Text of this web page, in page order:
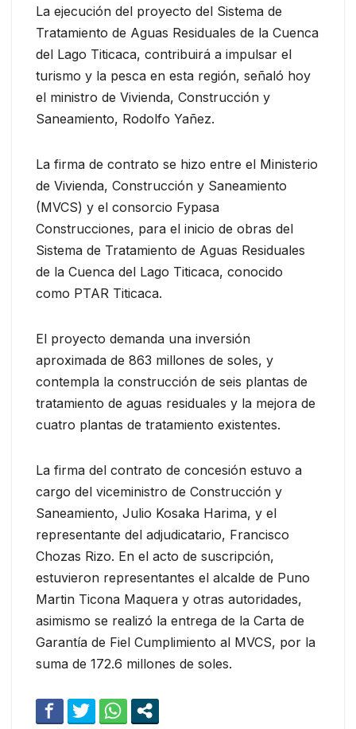
La ejecución del proyecto del Sistema de
Tratamiento de Aguas Residuales de la Cuenca
del Lago Titicaca, contribuirá a impulsar el
turismo y la pesca en esta región, señaló hoy
el ministro de Vivienda, Construcción y
Saneamiento, Rodolfo Yañez.
La firma de contrato se hizo entre el Ministerio
de Vivienda, Construcción y Saneamiento
(MVCS) y el consorcio Fypasa
Construcciones, para el inicio de obras del
Sistema de Tratamiento de Aguas Residuales
de la Cuenca del Lago Titicaca, conocido
como PTAR Titicaca.
El proyecto demanda una inversión
aproximada de 863 millones de soles, y
contempla la construcción de seis plantas de
tratamiento de aguas residuales y la mejora de
cuatro plantas de tratamiento existentes.
La firma del contrato de concesión estuvo a
cargo del viceministro de Construcción y
Saneamiento, Julio Kosaka Harima, y el
representante del adjudicatario, Francisco
Chozas Rizo. En el acto de suscripción,
estuvieron representantes el alcalde de Puno
Martin Ticona Maquera y otras autoridades,
asimismo se realizó la entrega de la Carta de
Garantía de Fiel Cumplimiento al MVCS, por la
suma de 172.6 millones de soles.